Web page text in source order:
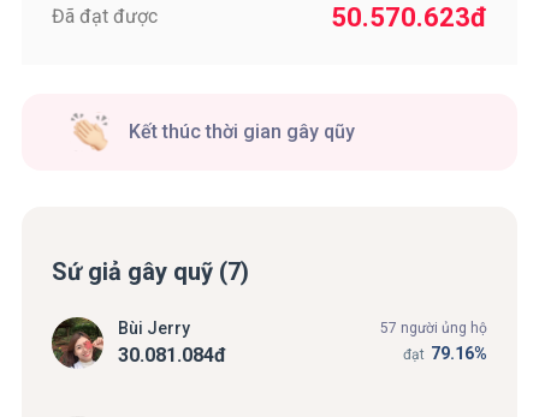
Đã đạt được 50.570.623đ
Kết thúc thời gian gây qũy
Sứ giả gây quỹ (7)
Bùi Jerry
30.081.084đ
57 người ủng hộ
đạt 79.16%